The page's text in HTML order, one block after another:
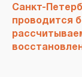
Санкт-
проводится